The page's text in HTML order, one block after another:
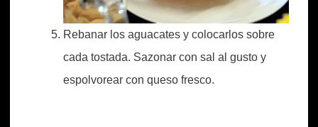
Rebanar los aguacates y colocarlos sobre
cada tostada. Sazonar con sal al gusto y
espolvorear con queso fresco.